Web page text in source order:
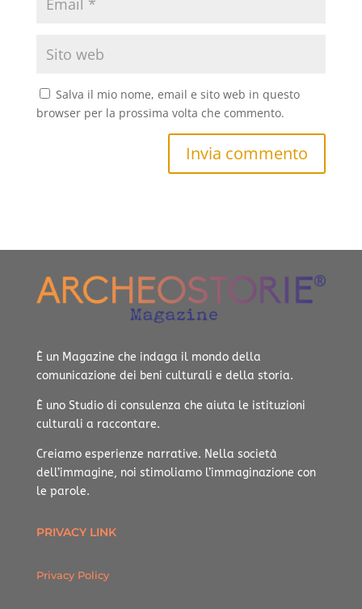
Salva il mio nome, email e sito web in questo
browser per la prossima volta che commento.
Invia commento
È un Magazine che indaga il mondo della
comunicazione dei beni culturali e della storia.
È uno Studio di consulenza che aiuta le istituzioni
culturali a raccontare.
Creiamo esperienze narrative. Nella società
dell’immagine, noi stimoliamo l’immaginazione con
le parole.
PRIVACY LINK
Privacy Policy